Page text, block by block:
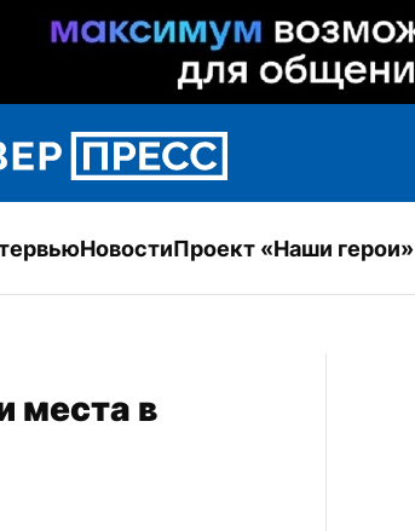
НовостиПроект «Наши герои»
места в